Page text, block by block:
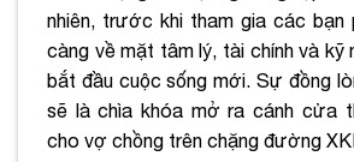
nhiên, trước khi tham gia các bạn
càng về mặt tâm lý, tài chính và kỹ
bắt đầu cuộc sống mới. Sự đồng
sẽ là chìa khóa mở ra cánh cửa
cho vợ chồng trên chặng đường